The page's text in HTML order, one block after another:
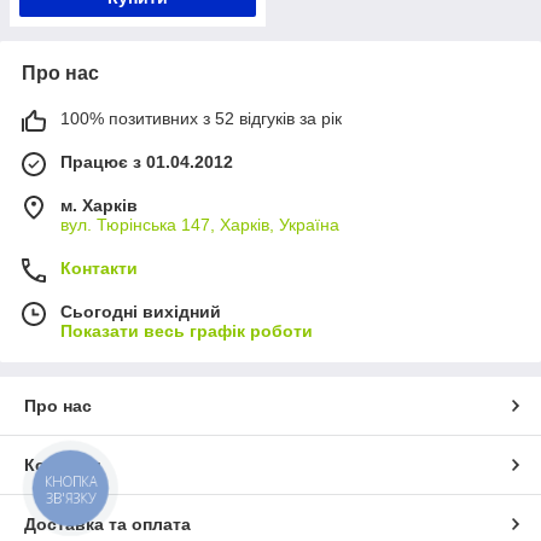
Про нас
100% позитивних з 52 відгуків за рік
Працює з 01.04.2012
м. Харків
вул. Тюрінська 147, Харків, Україна
Контакти
Сьогодні вихідний
Показати весь графік роботи
Про нас
Контакти
Доставка та оплата
КНОПКА
ЗВ'ЯЗКУ